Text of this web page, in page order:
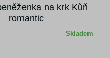
na krk Kůň
romantic
Skladem